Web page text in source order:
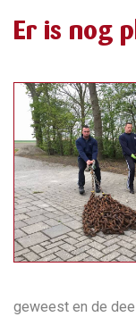
Er is nog
geweest en de